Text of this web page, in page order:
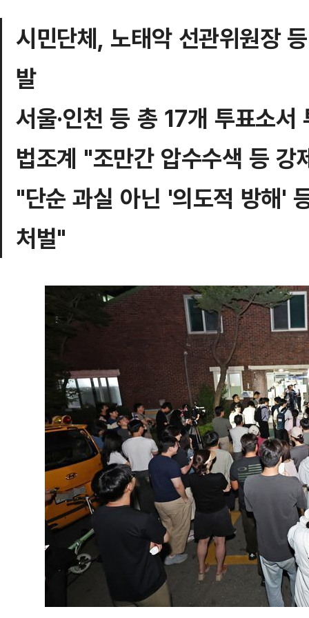
시민단체, 노태악 선관위원장
발
서울·인천 등 총 17개 투표소
법조계 "조만간 압수수색 등
"단순 과실 아닌 '의도적 방해'
처벌"